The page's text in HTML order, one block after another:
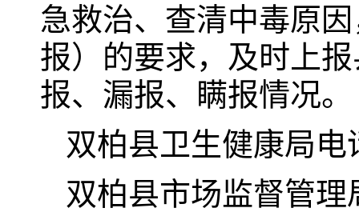
急救治、查清中毒原
报）的要求，及时上
报、漏报、瞒报情况。
双柏县卫生健康局电
双柏县市场监督管理